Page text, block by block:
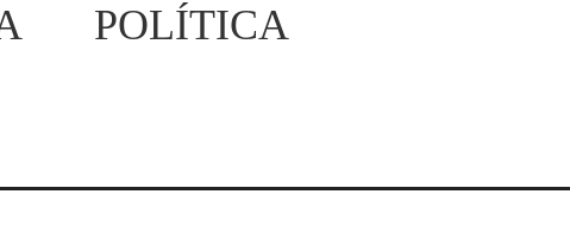
POLÍTICA